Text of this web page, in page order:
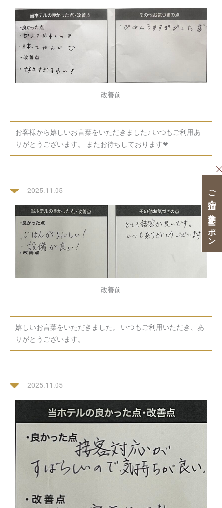
改善前
お客様から嬉しいお言葉をいただきました♪ いつもご利用あ
りがとうございます。 またお待ちしております❤
2025.11.05
改善前
嬉しいお言葉をいただきました。 いつもご利用いただき、あ
りがとうございます。
2025.11.05
ご宿泊・ご休憩クーポン